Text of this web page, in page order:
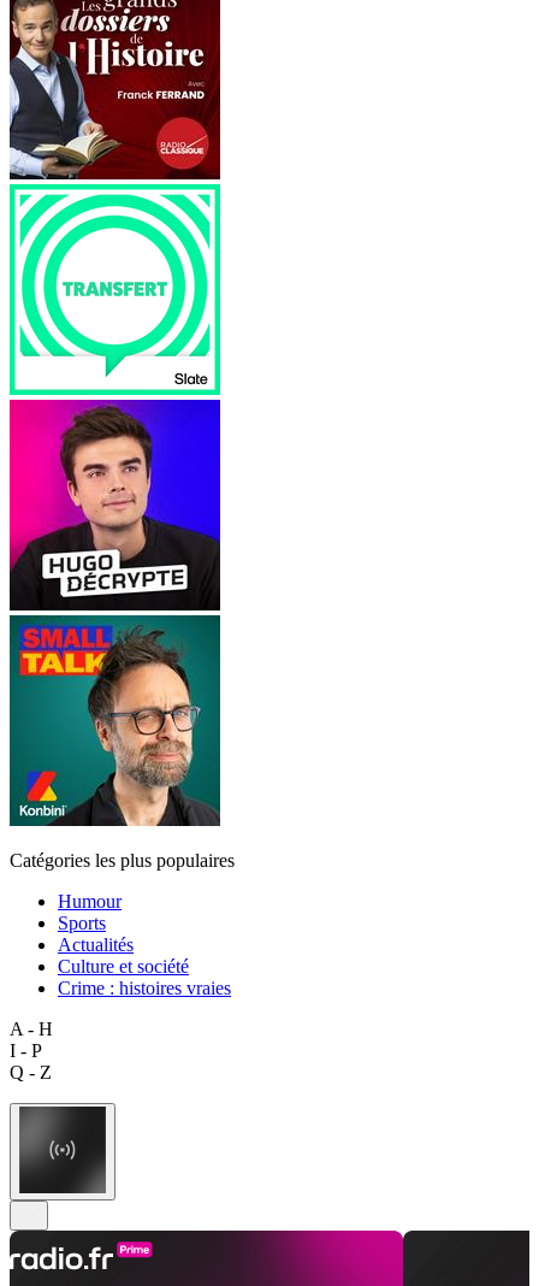
Catégories les plus populaires
Humour
Sports
Actualités
Culture et société
Crime : histoires vraies
A - H
I - P
Q - Z